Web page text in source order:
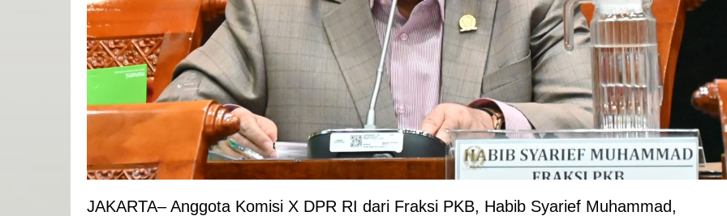
JAKARTA– Anggota Komisi X DPR RI dari Fraksi PKB, Habib Syarief Muhammad,